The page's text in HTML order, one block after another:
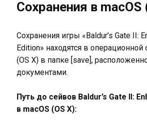
Сохранения в macOS
Сохранения игры «Baldur’s Gate II:
Edition» находятся в операционной
(OS X) в папке [save],
документами.
Путь до сейвов Baldur’s Gate II:
в macOS (OS X):